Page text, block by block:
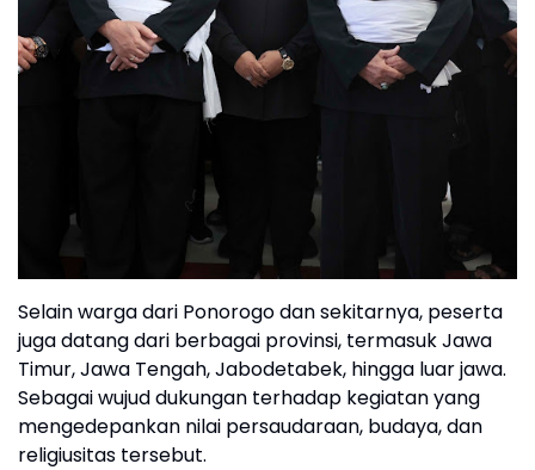
Selain warga dari Ponorogo dan sekitarnya, peserta
juga datang dari berbagai provinsi, termasuk Jawa
Timur, Jawa Tengah, Jabodetabek, hingga luar jawa.
Sebagai wujud dukungan terhadap kegiatan yang
mengedepankan nilai persaudaraan, budaya, dan
religiusitas tersebut.